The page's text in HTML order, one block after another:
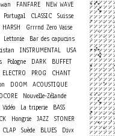
FANFARE
NEW WAVE
Portugal CLASSIC
Suisse
HARSH
Grrrnd Zero Vaise
Lettonie
Bar des capucins
INSTRUMENTAL
USA
Pologne DARK
BUFFET
ELECTRO PROG
CHANT
DOOM
ACOUSTIQUE
Nouvelle-Zélande
Vidéo La triperie
BASS
Hongrie JAZZ
STONER
CLAP Suède BLUES
Divx